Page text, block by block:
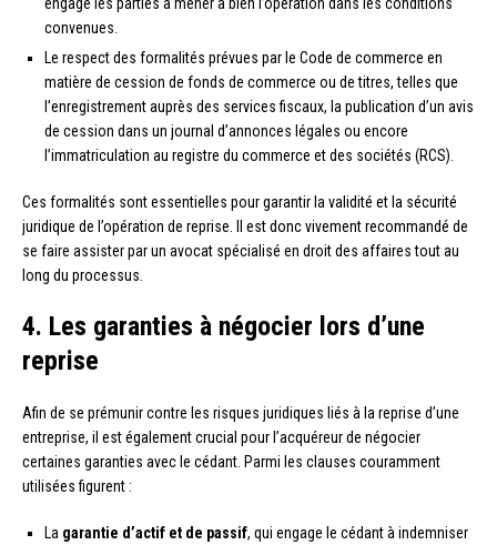
engage les parties à mener à bien l’opération dans les conditions
convenues.
Le respect des formalités prévues par le Code de commerce en
matière de cession de fonds de commerce ou de titres, telles que
l’enregistrement auprès des services fiscaux, la publication d’un avis
de cession dans un journal d’annonces légales ou encore
l’immatriculation au registre du commerce et des sociétés (RCS).
Ces formalités sont essentielles pour garantir la validité et la sécurité
juridique de l’opération de reprise. Il est donc vivement recommandé de
se faire assister par un avocat spécialisé en droit des affaires tout au
long du processus.
4. Les garanties à négocier lors d’une
reprise
Afin de se prémunir contre les risques juridiques liés à la reprise d’une
entreprise, il est également crucial pour l’acquéreur de négocier
certaines garanties avec le cédant. Parmi les clauses couramment
utilisées figurent :
La garantie d’actif et de passif, qui engage le cédant à indemniser